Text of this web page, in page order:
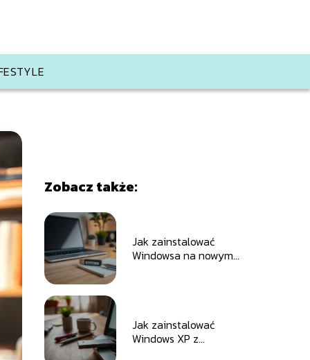
Zobacz także:
Jak zainstalować
Windowsa na nowym
Jak zainstalować
Windows XP z